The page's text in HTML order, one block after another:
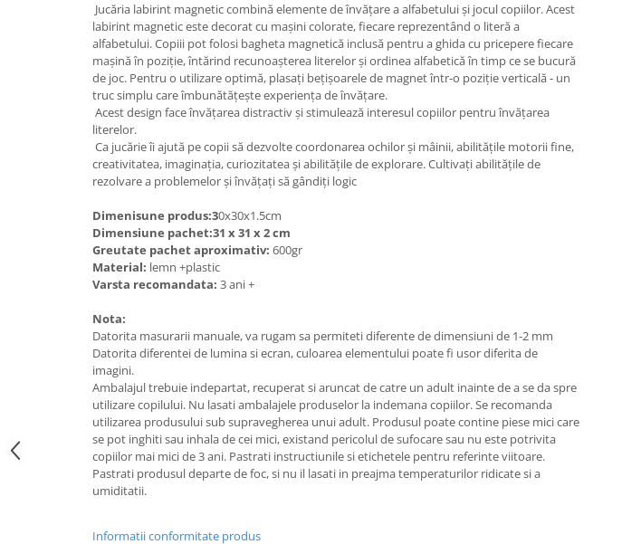
Jucăria labirint magnetic combină elemente de învățare a alfabetului și jocul copiilor. Acest
labirint magnetic este decorat cu mașini colorate, fiecare reprezentând o literă a
alfabetului. Copiii pot folosi bagheta magnetică inclusă pentru a ghida cu pricepere fiecare
mașină în poziție, întărind recunoașterea literelor și ordinea alfabetică în timp ce se bucură
de joc. Pentru o utilizare optimă, plasați bețișoarele de magnet într-o poziție verticală - un
truc simplu care îmbunătățește experiența de învățare.
Acest design face învățarea distractiv și stimulează interesul copiilor pentru învățarea
literelor.
Ca jucărie îi ajută pe copii să dezvolte coordonarea ochilor și mâinii, abilitățile motorii fine,
creativitatea, imaginația, curiozitatea și abilitățile de explorare. Cultivați abilitățile de
rezolvare a problemelor și învățați să gândiți logic
Dimenisune produs:30x30x1.5cm
Dimensiune pachet:31 x 31 x 2 cm
Greutate pachet aproximativ: 600gr
Material: lemn +plastic
Varsta recomandata: 3 ani +
Nota:
Datorita masurarii manuale, va rugam sa permiteti diferente de dimensiuni de 1-2 mm
Datorita diferentei de lumina si ecran, culoarea elementului poate fi usor diferita de
imagini.
Ambalajul trebuie indepartat, recuperat si aruncat de catre un adult inainte de a se da spre
utilizare copilului. Nu lasati ambalajele produselor la indemana copiilor. Se recomanda
utilizarea produsului sub supravegherea unui adult. Produsul poate contine piese mici care
se pot inghiti sau inhala de cei mici, existand pericolul de sufocare sau nu este potrivita
copiilor mai mici de 3 ani. Pastrati instructiunile si etichetele pentru referinte viitoare.
Pastrati produsul departe de foc, si nu il lasati in preajma temperaturilor ridicate si a
umiditatii.
Informatii conformitate produs